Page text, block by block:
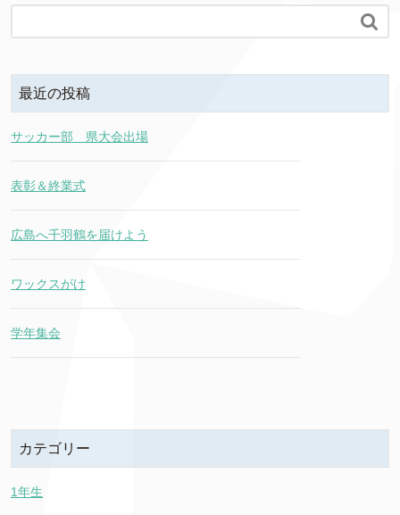

最近の投稿
サッカー部 県大会出場
表彰＆終業式
広島へ千羽鶴を届けよう
ワックスがけ
学年集会
カテゴリー
1年生